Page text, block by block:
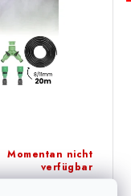
Momentan nicht
verfügbar